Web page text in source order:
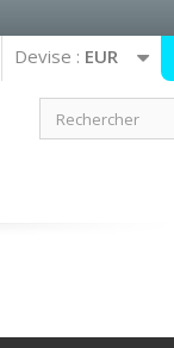
Devise : EUR